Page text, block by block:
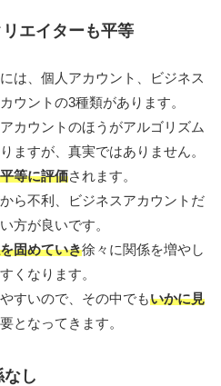
エイターも平等
は、個人アカウント、ビジネス
ウントの3種類があります。
カウントのほうがアルゴリズム
ますが、真実ではありません。
等に評価されます。
ら不利、ビジネスアカウントだ
方が良いです。
固めていき徐々に関係を増やし
くなります。
すいので、その中でもいかに見
となってきます。
し